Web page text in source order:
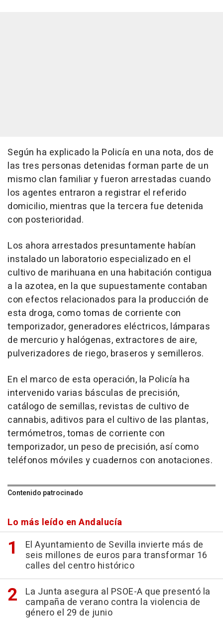
Según ha explicado la Policía en una nota, dos de
las tres personas detenidas forman parte de un
mismo clan familiar y fueron arrestadas cuando
los agentes entraron a registrar el referido
domicilio, mientras que la tercera fue detenida
con posterioridad.
Los ahora arrestados presuntamente habían
instalado un laboratorio especializado en el
cultivo de marihuana en una habitación contigua
a la azotea, en la que supuestamente contaban
con efectos relacionados para la producción de
esta droga, como tomas de corriente con
temporizador, generadores eléctricos, lámparas
de mercurio y halógenas, extractores de aire,
pulverizadores de riego, braseros y semilleros.
En el marco de esta operación, la Policía ha
intervenido varias básculas de precisión,
catálogo de semillas, revistas de cultivo de
cannabis, aditivos para el cultivo de las plantas,
termómetros, tomas de corriente con
temporizador, un peso de precisión, así como
teléfonos móviles y cuadernos con anotaciones.
Contenido patrocinado
Lo más leído en Andalucía
El Ayuntamiento de Sevilla invierte más de
seis millones de euros para transformar 16
calles del centro histórico
La Junta asegura al PSOE-A que presentó la
campaña de verano contra la violencia de
género el 29 de junio